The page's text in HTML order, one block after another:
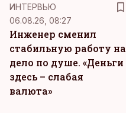
ИНТЕРВЬЮ
06.08.26, 08:27
Инженер сменил
стабильную работу на
дело по душе. «Деньги
здесь – слабая
валюта»